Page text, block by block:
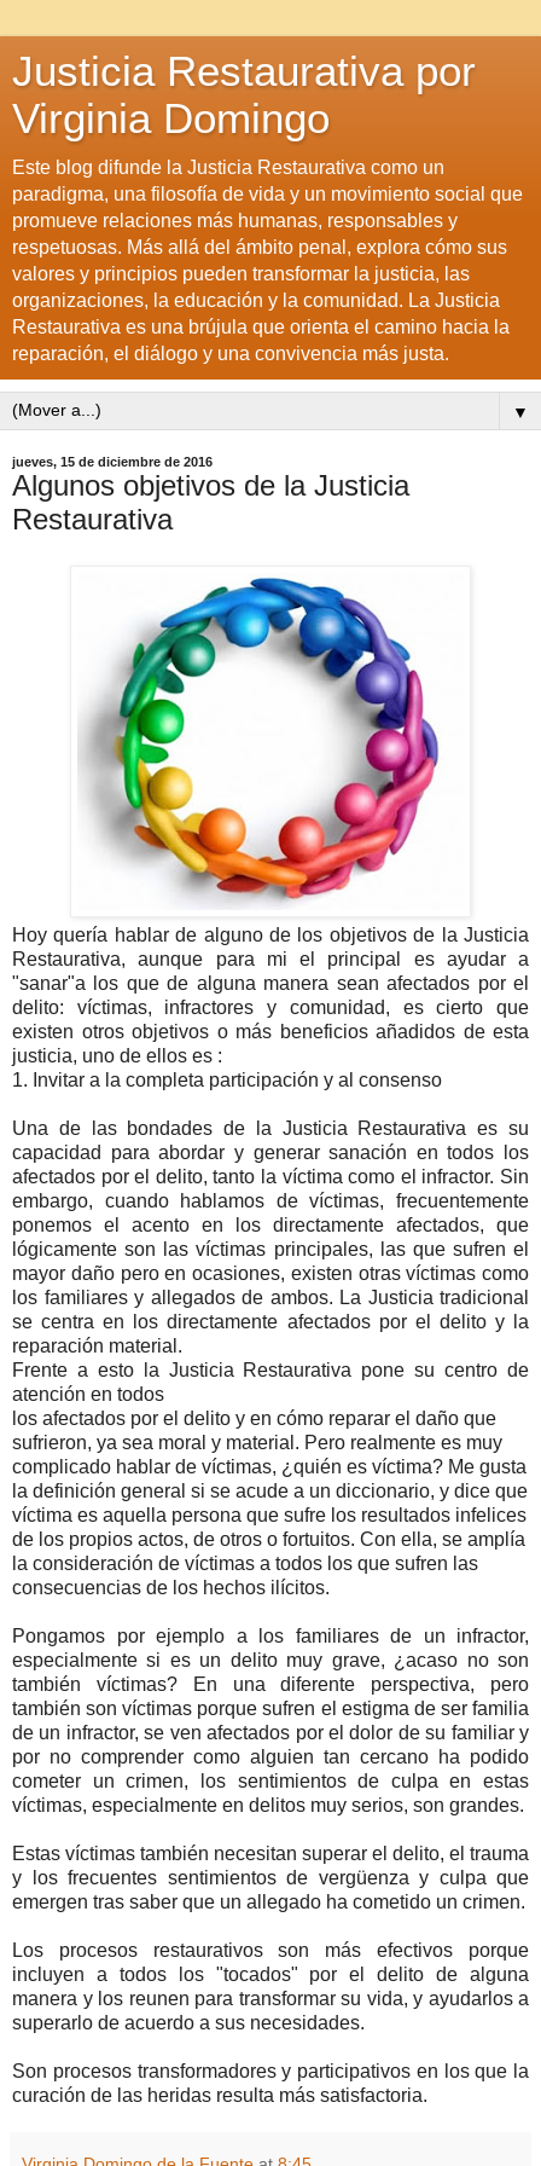
Justicia Restaurativa por
Virginia Domingo
Este blog difunde la Justicia Restaurativa como un
paradigma, una filosofía de vida y un movimiento social que
promueve relaciones más humanas, responsables y
respetuosas. Más allá del ámbito penal, explora cómo sus
valores y principios pueden transformar la justicia, las
organizaciones, la educación y la comunidad. La Justicia
Restaurativa es una brújula que orienta el camino hacia la
reparación, el diálogo y una convivencia más justa.
▼
jueves, 15 de diciembre de 2016
Algunos objetivos de la Justicia
Restaurativa
Hoy quería hablar de alguno de los objetivos de la Justicia
Restaurativa, aunque para mi el principal es ayudar a
"sanar"a los que de alguna manera sean afectados por el
delito: víctimas, infractores y comunidad, es cierto que
existen otros objetivos o más beneficios añadidos de esta
justicia, uno de ellos es :
1. Invitar a la completa participación y al consenso
Una de las bondades de la Justicia Restaurativa es su
capacidad para abordar y generar sanación en todos los
afectados por el delito, tanto la víctima como el infractor. Sin
embargo, cuando hablamos de víctimas, frecuentemente
ponemos el acento en los directamente afectados, que
lógicamente son las víctimas principales, las que sufren el
mayor daño pero en ocasiones, existen otras víctimas como
los familiares y allegados de ambos. La Justicia tradicional
se centra en los directamente afectados por el delito y la
reparación material.
Frente a esto la Justicia Restaurativa pone su centro de
atención en todos
los afectados por el delito y en cómo reparar el daño que
sufrieron, ya sea moral y material. Pero realmente es muy
complicado hablar de víctimas, ¿quién es víctima? Me gusta
la definición general si se acude a un diccionario, y dice que
víctima es aquella persona que sufre los resultados infelices
de los propios actos, de otros o fortuitos. Con ella, se amplía
la consideración de víctimas a todos los que sufren las
consecuencias de los hechos ilícitos.
Pongamos por ejemplo a los familiares de un infractor,
especialmente si es un delito muy grave, ¿acaso no son
también víctimas? En una diferente perspectiva, pero
también son víctimas porque sufren el estigma de ser familia
de un infractor, se ven afectados por el dolor de su familiar y
por no comprender como alguien tan cercano ha podido
cometer un crimen, los sentimientos de culpa en estas
víctimas, especialmente en delitos muy serios, son grandes.
Estas víctimas también necesitan superar el delito, el trauma
y los frecuentes sentimientos de vergüenza y culpa que
emergen tras saber que un allegado ha cometido un crimen.
Los procesos restaurativos son más efectivos porque
incluyen a todos los "tocados" por el delito de alguna
manera y los reunen para transformar su vida, y ayudarlos a
superarlo de acuerdo a sus necesidades.
Son procesos transformadores y participativos en los que la
curación de las heridas resulta más satisfactoria.